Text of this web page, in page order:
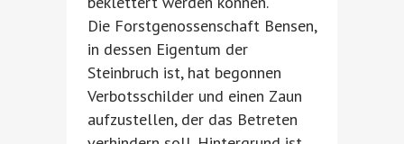
Die Forstgenossenschaft Bensen,
in dessen Eigentum der
Steinbruch ist, hat begonnen
Verbotsschilder und einen Zaun
aufzustellen, der das Betreten